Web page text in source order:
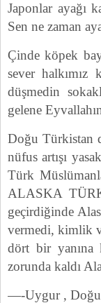
Japonlar ayağı
Sen ne zaman
Çinde köpek
sever halkımız
düşmedin
gelene
Doğu Türkistan
nüfus artışı
Türk
ALASKA
geçirdiğinde
vermedi, kimlik
dört bir yanına
zorunda kaldı
—-Uygur , Doğu